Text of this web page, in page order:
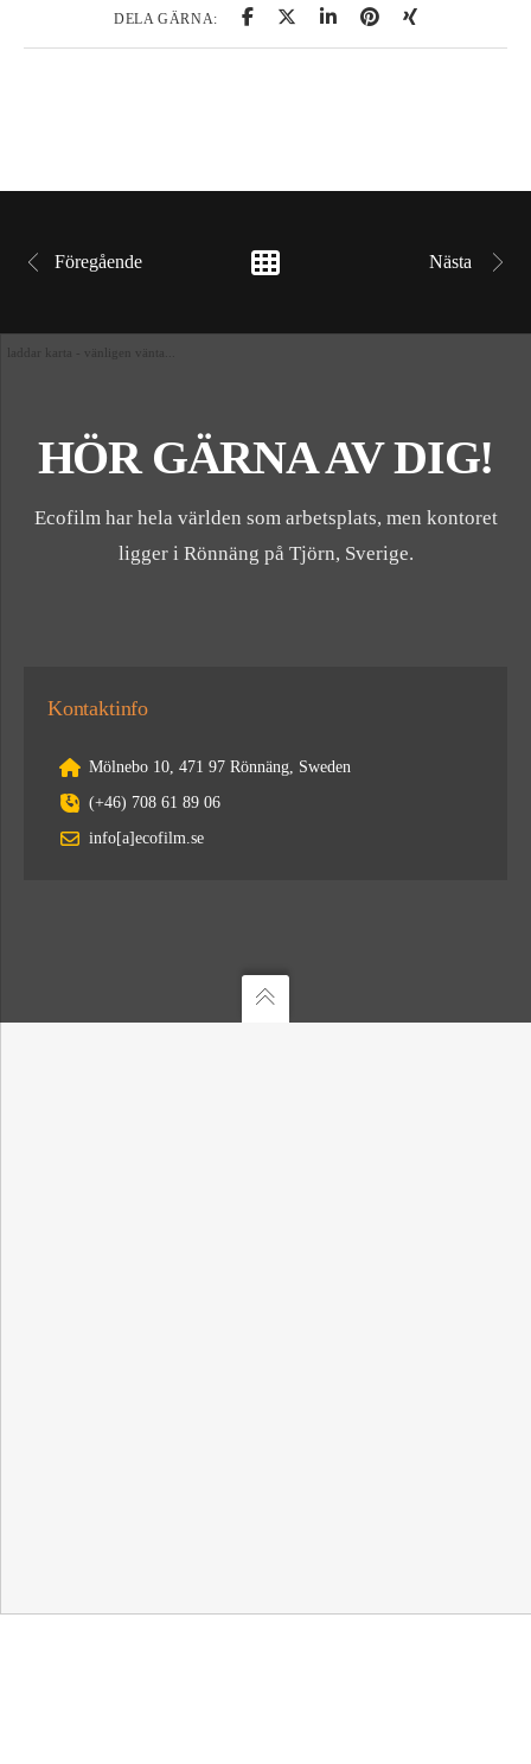
DELA GÄRNA:
Föregående Nästa
laddar karta - vänligen vänta...
HÖR GÄRNA AV DIG!
Ecofilm har hela världen som arbetsplats, men kontoret
ligger i Rönnäng på Tjörn, Sverige.
Kontaktinfo
Mölnebo 10, 471 97 Rönnäng, Sweden
(+46) 708 61 89 06
info[a]ecofilm.se